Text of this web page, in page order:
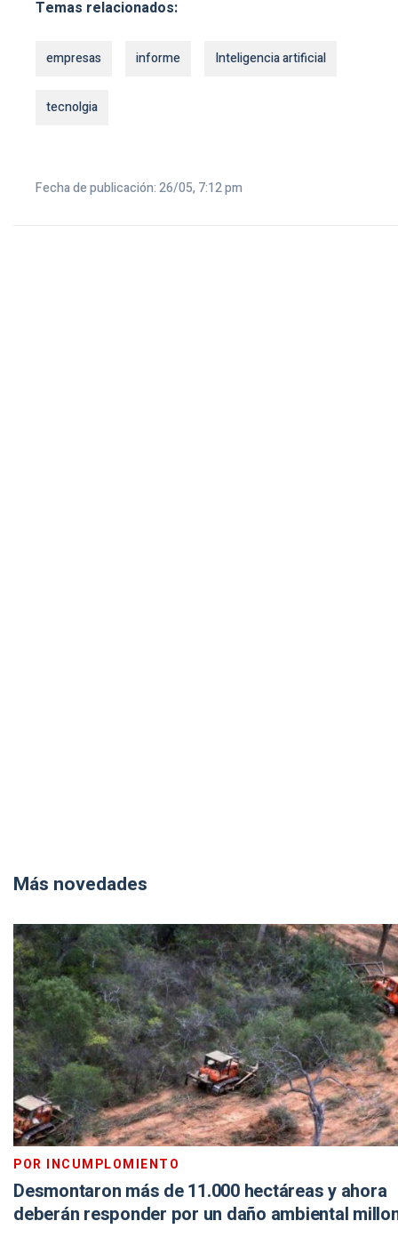
Temas relacionados:
empresas informe Inteligencia artificial
tecnolgia
Fecha de publicación: 26/05, 7:12 pm
Más novedades
POR INCUMPLOMIENTO
Desmontaron más de 11.000 hectáreas y ahora
deberán responder por un daño ambiental